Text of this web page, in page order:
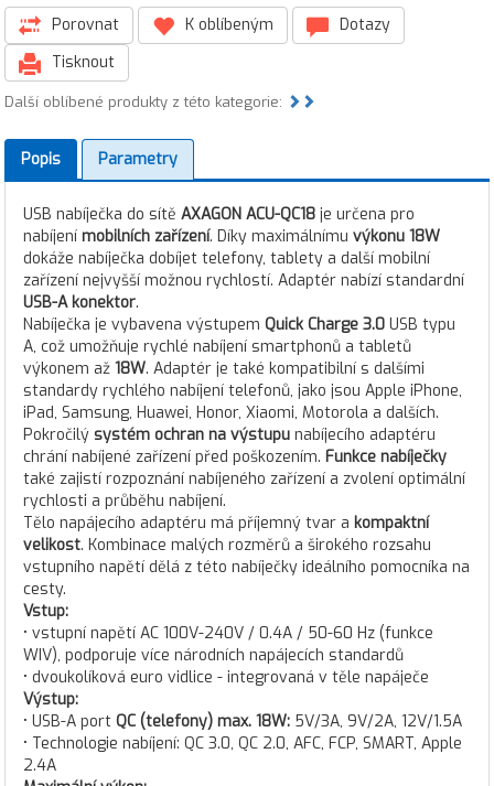
Porovnat K oblíbeným
Dotazy
Tisknout
Další oblíbené produkty z této kategorie:
Popis Parametry
USB nabíječka do sítě AXAGON ACU-QC18 je určena pro
nabíjení mobilních zařízení. Díky maximálnímu výkonu 18W
dokáže nabíječka dobíjet telefony, tablety a další mobilní
zařízení nejvyšší možnou rychlostí. Adaptér nabízí standardní
USB-A konektor.
Nabíječka je vybavena výstupem Quick Charge 3.0 USB typu
A, což umožňuje rychlé nabíjení smartphonů a tabletů
výkonem až 18W. Adaptér je také kompatibilní s dalšími
standardy rychlého nabíjení telefonů, jako jsou Apple iPhone,
iPad, Samsung, Huawei, Honor, Xiaomi, Motorola a dalších.
Pokročilý systém ochran na výstupu nabíjecího adaptéru
chrání nabíjené zařízení před poškozením. Funkce nabíječky
také zajistí rozpoznání nabíjeného zařízení a zvolení optimální
rychlosti a průběhu nabíjení.
Tělo napájecího adaptéru má příjemný tvar a kompaktní
velikost. Kombinace malých rozměrů a širokého rozsahu
vstupního napětí dělá z této nabíječky ideálního pomocníka na
cesty.
Vstup:
• vstupní napětí AC 100V-240V / 0.4A / 50-60 Hz (funkce
WIV), podporuje více národních napájecích standardů
• dvoukolíková euro vidlice - integrovaná v těle napáječe
Výstup:
• USB-A port QC (telefony) max. 18W: 5V/3A, 9V/2A, 12V/1.5A
• Technologie nabíjení: QC 3.0, QC 2.0, AFC, FCP, SMART, Apple
2.4A